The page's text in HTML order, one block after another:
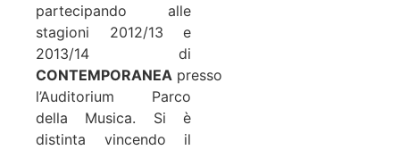
partecipando alle
stagioni 2012/13 e
2013/14 di
CONTEMPORANEA presso
l’Auditorium Parco
della Musica. Si è
distinta vincendo il